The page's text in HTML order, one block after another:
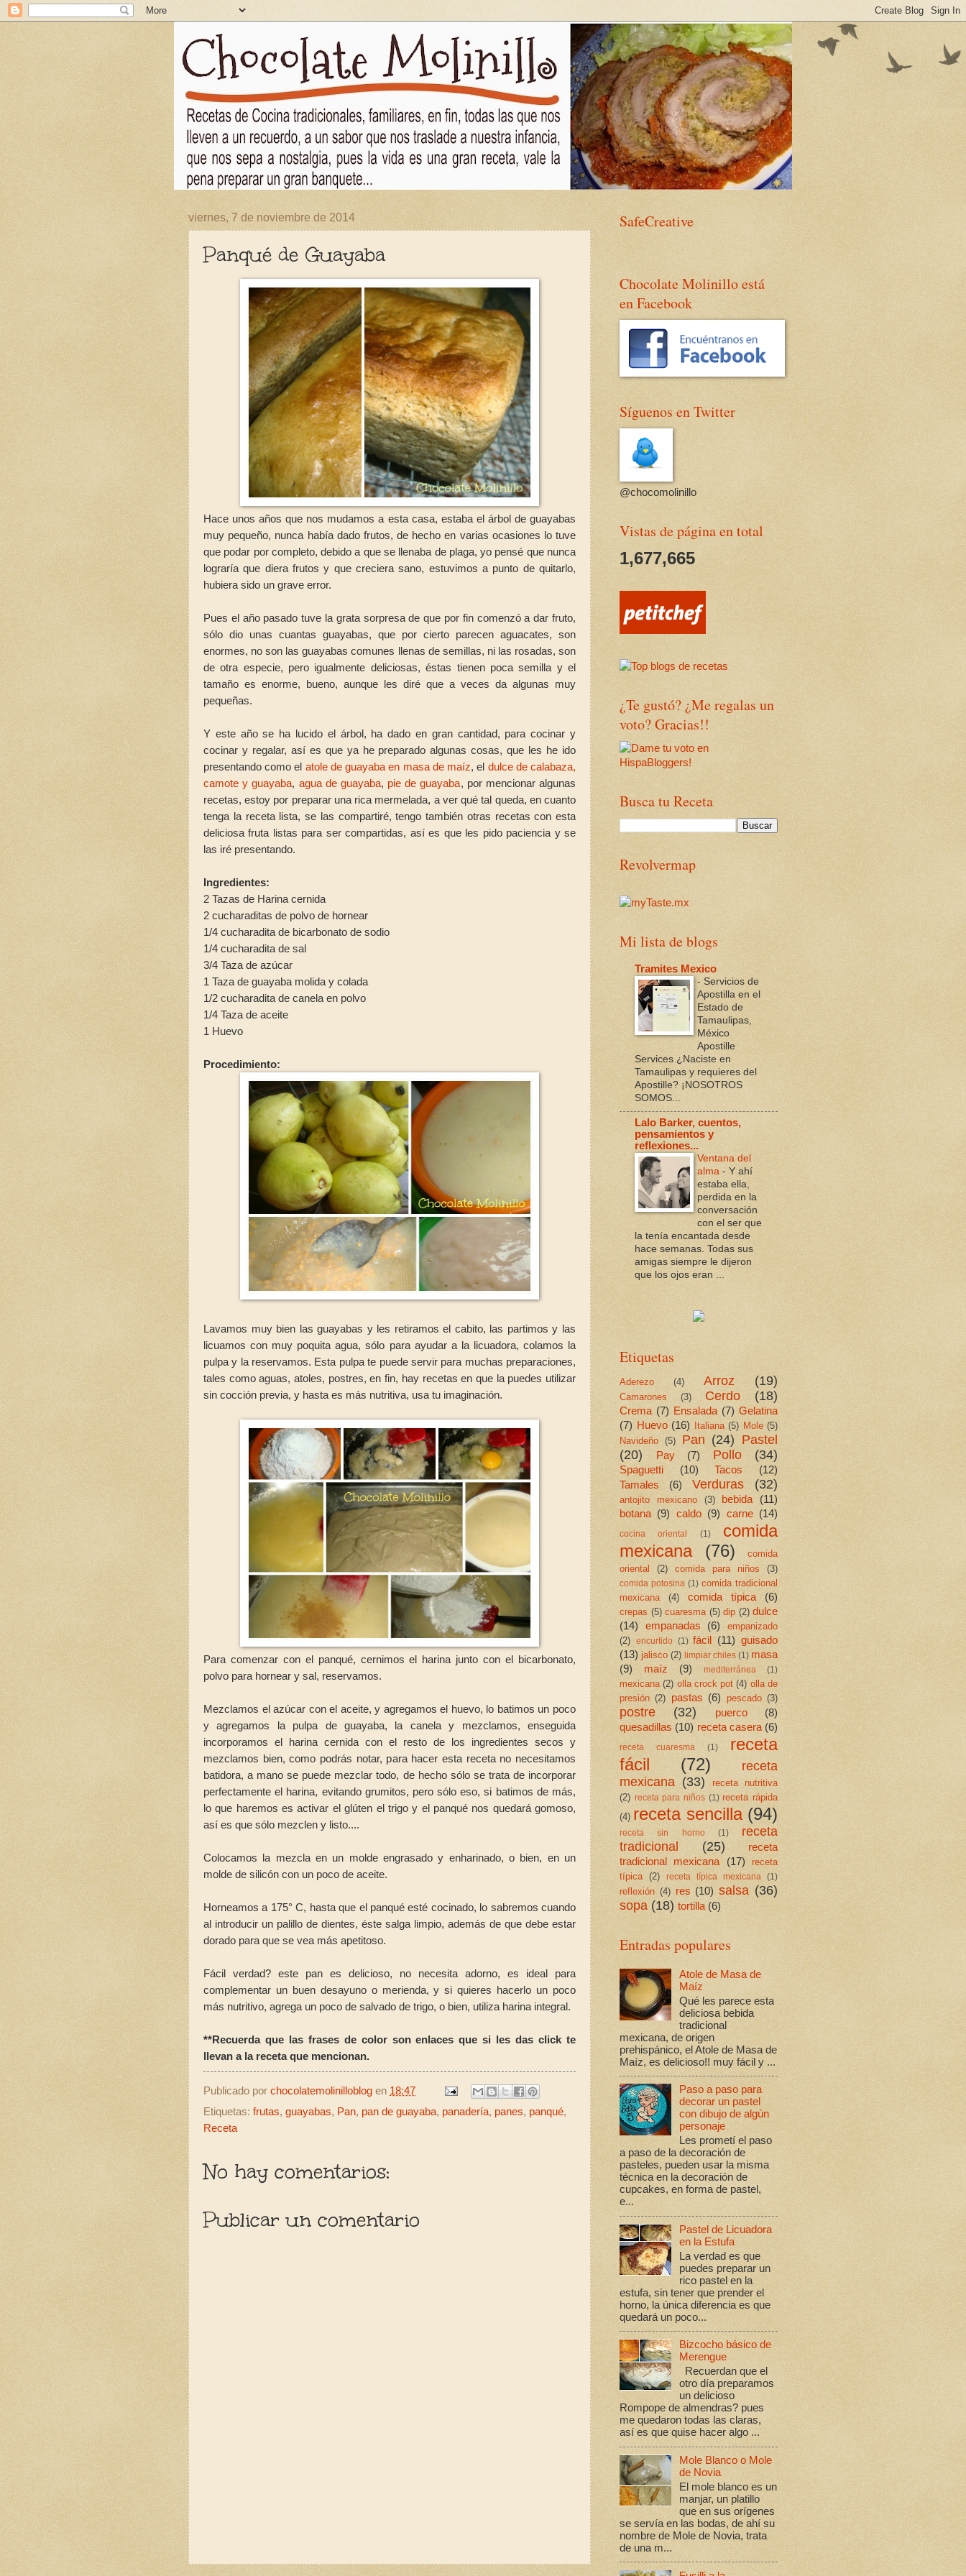
viernes, 7 de noviembre de 2014
Panqué de Guayaba
Hace unos años que nos mudamos a esta casa, estaba el árbol de guayabas
muy pequeño, nunca había dado frutos, de hecho en varias ocasiones lo tuve
que podar por completo, debido a que se llenaba de plaga, yo pensé que nunca
lograría que diera frutos y que creciera sano, estuvimos a punto de quitarlo,
hubiera sido un grave error.
Pues el año pasado tuve la grata sorpresa de que por fin comenzó a dar fruto,
sólo dio unas cuantas guayabas, que por cierto parecen aguacates, son
enormes, no son las guayabas comunes llenas de semillas, ni las rosadas, son
de otra especie, pero igualmente deliciosas, éstas tienen poca semilla y el
tamaño es enorme, bueno, aunque les diré que a veces da algunas muy
pequeñas.
Y este año se ha lucido el árbol, ha dado en gran cantidad, para cocinar y
cocinar y regalar, así es que ya he preparado algunas cosas, que les he ido
presentando como el atole de guayaba en masa de maíz, el dulce de calabaza,
camote y guayaba, agua de guayaba, pie de guayaba, por mencionar algunas
recetas, estoy por preparar una rica mermelada, a ver qué tal queda, en cuanto
tenga la receta lista, se las compartiré, tengo también otras recetas con esta
deliciosa fruta listas para ser compartidas, así es que les pido paciencia y se
las iré presentando.
Ingredientes:
2 Tazas de Harina cernida
2 cucharaditas de polvo de hornear
1/4 cucharadita de bicarbonato de sodio
1/4 cucharadita de sal
3/4 Taza de azúcar
1 Taza de guayaba molida y colada
1/2 cucharadita de canela en polvo
1/4 Taza de aceite
1 Huevo
Procedimiento:
Lavamos muy bien las guayabas y les retiramos el cabito, las partimos y las
licuamos con muy poquita agua, sólo para ayudar a la licuadora, colamos la
pulpa y la reservamos. Esta pulpa te puede servir para muchas preparaciones,
tales como aguas, atoles, postres, en fin, hay recetas en que la puedes utilizar
sin cocción previa, y hasta es más nutritiva, usa tu imaginación.
Para comenzar con el panqué, cernimos el harina junto con el bicarbonato,
polvo para hornear y sal, reservamos.
Mezclamos el azúcar con el aceite, y agregamos el huevo, lo batimos un poco
y agregamos la pulpa de guayaba, la canela y mezclamos, enseguida
incorporamos el harina cernida con el resto de los ingredientes secos y
mezclamos bien, como podrás notar, para hacer esta receta no necesitamos
batidora, a mano se puede mezclar todo, de hecho sólo se trata de incorporar
perfectamente el harina, evitando grumitos, pero sólo eso, si batimos de más,
lo que haremos es activar el glúten el trigo y el panqué nos quedará gomoso,
así es que sólo mezclen y listo....
Colocamos la mezcla en un molde engrasado y enharinado, o bien, en un
molde de silicón con un poco de aceite.
Horneamos a 175° C, hasta que el panqué esté cocinado, lo sabremos cuando
al introducir un palillo de dientes, éste salga limpio, además de que debe estar
dorado para que se vea más apetitoso.
Fácil verdad? este pan es delicioso, no necesita adorno, es ideal para
complementar un buen desayuno o merienda, y si quieres hacerlo un poco
más nutritivo, agrega un poco de salvado de trigo, o bien, utiliza harina integral.
**Recuerda que las frases de color son enlaces que si les das click te
llevan a la receta que mencionan.
Publicado por chocolatemolinilloblog en 18:47
Etiquetas: frutas, guayabas, Pan, pan de guayaba, panadería, panes, panqué,
Receta
No hay comentarios:
Publicar un comentario
SafeCreative
Chocolate Molinillo está
en Facebook
Síguenos en Twitter
@chocomolinillo
Vistas de página en total
1,677,665
¿Te gustó? ¿Me regalas un
voto? Gracias!!
Busca tu Receta
Revolvermap
Mi lista de blogs
Tramites Mexico
- Servicios de
Apostilla en el
Estado de
Tamaulipas,
México
Apostille
Services ¿Naciste en
Tamaulipas y requieres del
Apostille? ¡NOSOTROS
SOMOS...
Lalo Barker, cuentos,
pensamientos y
reflexiones...
Ventana del
alma - Y ahí
estaba ella,
perdida en la
conversación
con el ser que
la tenía encantada desde
hace semanas. Todas sus
amigas siempre le dijeron
que los ojos eran ...
Etiquetas
Aderezo (4) Arroz (19)
Camarones (3) Cerdo (18)
Crema (7) Ensalada (7) Gelatina
(7) Huevo (16) Italiana (5) Mole (5)
Navideño (5) Pan (24) Pastel
(20)
Pay (7) Pollo (34)
Spaguetti (10) Tacos
(12)
Tamales
(6) Verduras (32)
antojito mexicano (3) bebida
(11)
botana (9) caldo (9) carne (14)
cocina oriental (1)
comida
mexicana
(76)
comida
oriental
(2) comida para niños (3)
comida potosina (1) comida tradicional
mexicana
(4) comida típica (6)
crepas (5) cuaresma (5) dip (2) dulce
(14)
empanadas (6)
empanizado
(2)
encurtido (1) fácil (11) guisado
(13) jalisco (2) limpiar chiles (1) masa
(9)
maíz (9) mediterránea (1)
mexicana (2) olla crock pot (4) olla de
presión (2) pastas (6) pescado (3)
postre (32) puerco
(8)
quesadillas (10) receta casera (6)
receta cuaresma (1)
receta
fácil
(72)
receta
mexicana (33)
receta nutritiva
(2) receta para niños (1) receta rápida
(4) receta sencilla (94)
receta sin horno (1)
receta
tradicional
(25)
receta
tradicional mexicana
(17)
receta
típica (2) receta típica mexicana (1)
reflexión (4) res (10) salsa (36)
sopa (18) tortilla (6)
Entradas populares
Atole de Masa de
Maíz
Qué les parece esta
deliciosa bebida
tradicional
mexicana, de origen
prehispánico, el Atole de Masa de
Maíz, es delicioso!! muy fácil y ...
Paso a paso para
decorar un pastel
con dibujo de algún
personaje
Les prometí el paso
a paso de la decoración de
pasteles, pueden usar la misma
técnica en la decoración de
cupcakes, en forma de pastel,
e...
Pastel de Licuadora
en la Estufa
La verdad es que
puedes preparar un
rico pastel en la
estufa, sin tener que prender el
horno, la única diferencia es que
quedará un poco...
Bizcocho básico de
Merengue
Recuerdan que el
otro día preparamos
un delicioso
Rompope de almendras? pues
me quedaron todas las claras,
así es que quise hacer algo ...
Mole Blanco o Mole
de Novia
El mole blanco es un
manjar, un platillo
que en sus orígenes
se servía en las bodas, de ahí su
nombre de Mole de Novia, trata
de una m...